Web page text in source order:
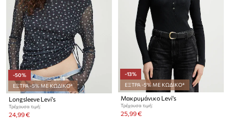
-50%
ΕΞΤΡΑ -5% ΜΕ ΚΩΔΙΚΟ*
Longsleeve Levi's
Τρέχουσα τιμή:
24,99 €
-13%
ΕΞΤΡΑ -5% ΜΕ ΚΩΔΙΚΟ*
Μακρυμάνικο Levi's
Τρέχουσα τιμή:
25,99 €